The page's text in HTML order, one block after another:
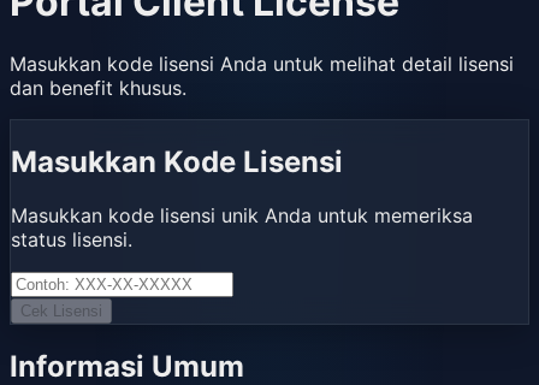
Masukkan kode lisensi Anda untuk melihat detail lisensi
dan benefit khusus.
Masukkan Kode Lisensi
Masukkan kode lisensi unik Anda untuk memeriksa
status lisensi.
Cek Lisensi
Informasi Umum